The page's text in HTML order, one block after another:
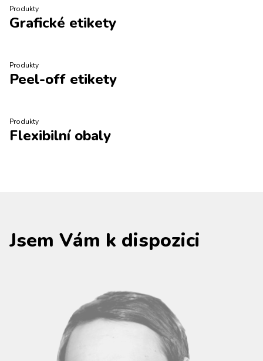
Produkty
Grafické etikety
Produkty
Peel-off etikety
Produkty
Flexibilní obaly
Jsem Vám k dispozici